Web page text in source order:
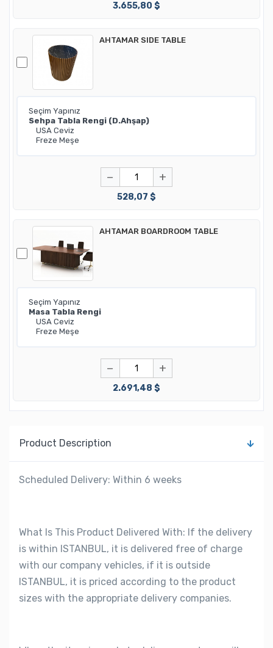
3.655,80 $
AHTAMAR SIDE TABLE
− +
528,07 $
AHTAMAR BOARDROOM TABLE
− +
2.691,48 $
Product Description
Scheduled Delivery: Within 6 weeks
What Is This Product Delivered With: If the delivery
is within ISTANBUL, it is delivered free of charge
with our company vehicles, if it is outside
ISTANBUL, it is priced according to the product
sizes with the appropriate delivery companies.